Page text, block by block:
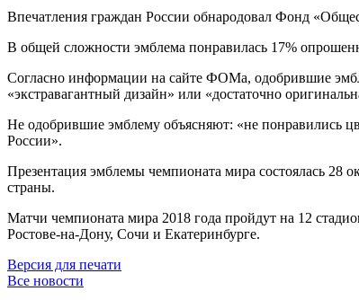
Впечатления граждан России обнародовал Фонд
В общей сложности эмблема понравилась 17%
Согласно информации на сайте ФОМа, одобрившие
«экстравагантный дизайн» или «достаточно
Не одобрившие эмблему объясняют: «не понравились
России».
Презентация эмблемы чемпионата мира состоялась 28
страны.
Матчи чемпионата мира 2018 года пройдут на 12
Ростове-на-Дону, Сочи и Екатеринбурге.
Версия для печати
Все новости